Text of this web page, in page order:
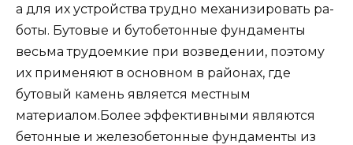
а для их устройства трудно механизировать ра­
боты. Бутовые и бутобетонные фунда­менты
весьма трудоемкие при возведе­нии, поэтому
их применяют в основном в районах, где
бутовый камень является местным
материалом.Более эффективными являются
бе­тонные и железобетонные фундаменты из